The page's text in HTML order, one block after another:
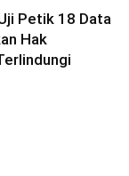
Petik 18 Data
Hak